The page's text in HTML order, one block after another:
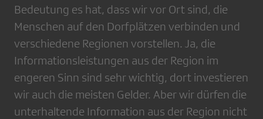
Bedeutung es hat, dass wir vor Ort sind, die
Menschen auf den Dorfplätzen verbinden und
verschiedene Regionen vorstellen. Ja, die
Informationsleistungen aus der Region im
engeren Sinn sind sehr wichtig, dort investieren
wir auch die meisten Gelder. Aber wir dürfen die
unterhaltende Information aus der Region nicht